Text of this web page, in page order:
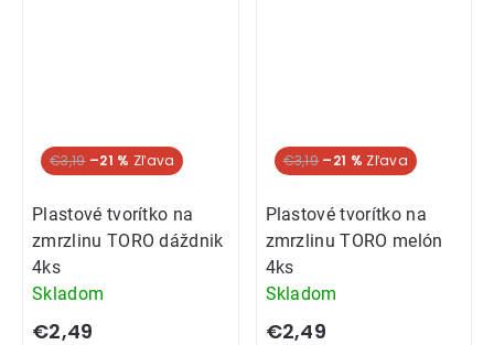
€3,19 –21 %
Plastové tvorítko na
zmrzlinu TORO dáždnik
4ks
Skladom
€2,49
€3,19 –21 %
Plastové tvorítko na
zmrzlinu TORO melón
4ks
Skladom
€2,49